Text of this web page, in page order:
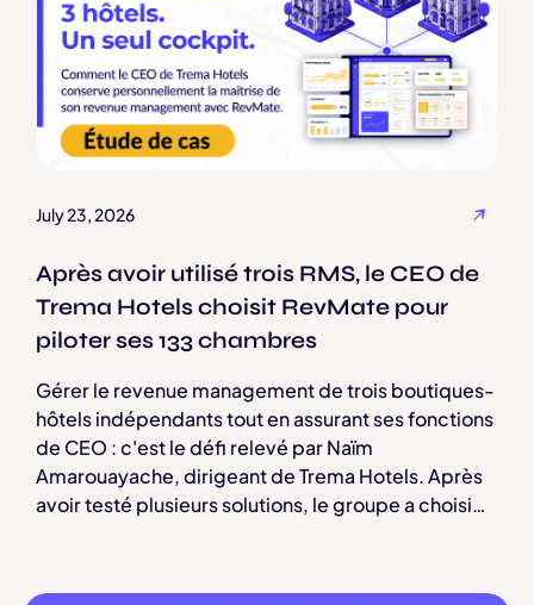
claire et personnalisable surpasse la complexité
des outils traditionnels.
July 23, 2026
Après avoir utilisé trois RMS, le CEO de
Trema Hotels choisit RevMate pour
piloter ses 133 chambres
Gérer le revenue management de trois boutiques-
hôtels indépendants tout en assurant ses fonctions
de CEO : c'est le défi relevé par Naïm
Amarouayache, dirigeant de Trema Hotels. Après
avoir testé plusieurs solutions, le groupe a choisi